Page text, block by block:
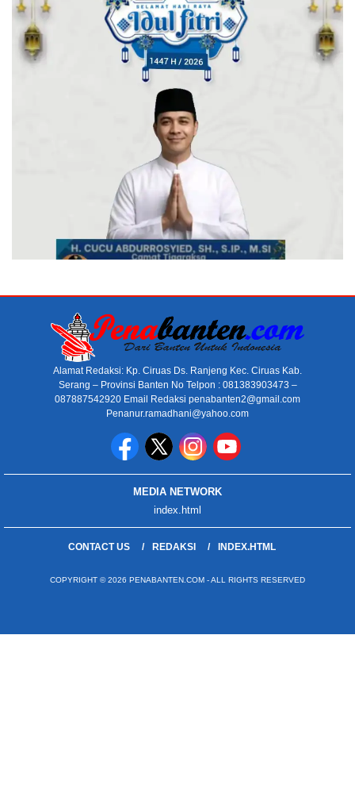
Alamat Redaksi: Kp. Ciruas Ds. Ranjeng Kec. Ciruas Kab.
Serang – Provinsi Banten No Telpon : 081383903473 –
087887542920 Email Redaksi penabanten2@gmail.com
Penanur.ramadhani@yahoo.com
MEDIA NETWORK
index.html
CONTACT US REDAKSI INDEX.HTML
COPYRIGHT © 2026 PENABANTEN.COM - ALL RIGHTS RESERVED